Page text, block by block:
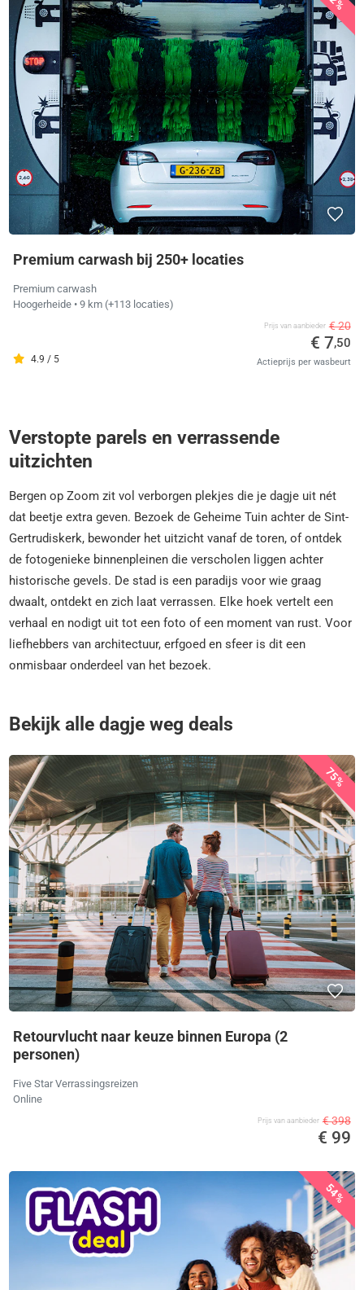
Premium carwash bij 250+ locaties
Premium carwash
Hoogerheide • 9 km (+113 locaties)
4.9 / 5
Prijs van aanbieder € 20
€ 7,50
Actieprijs per wasbeurt
Verstopte parels en verrassende
uitzichten
Bergen op Zoom zit vol verborgen plekjes die je dagje uit nét
dat beetje extra geven. Bezoek de Geheime Tuin achter de Sint-
Gertrudiskerk, bewonder het uitzicht vanaf de toren, of ontdek
de fotogenieke binnenpleinen die verscholen liggen achter
historische gevels. De stad is een paradijs voor wie graag
dwaalt, ontdekt en zich laat verrassen. Elke hoek vertelt een
verhaal en nodigt uit tot een foto of een moment van rust. Voor
liefhebbers van architectuur, erfgoed en sfeer is dit een
onmisbaar onderdeel van het bezoek.
Bekijk alle dagje weg deals
75%
Retourvlucht naar keuze binnen Europa (2
personen)
Five Star Verrassingsreizen
Online
Prijs van aanbieder € 398
€ 99
54%